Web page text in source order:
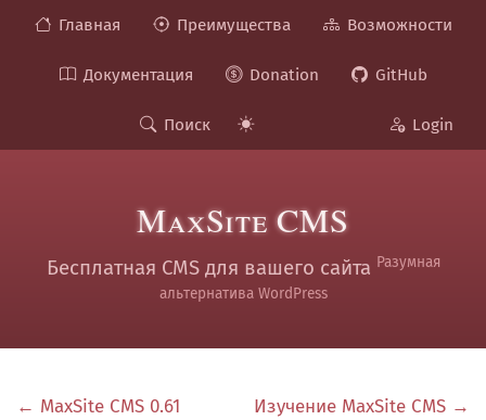
Главная Преимущества Возможности
Документация Donation GitHub
Поиск Login
MaxSite CMS
Бесплатная CMS для вашего сайта Разумная
альтернатива WordPress
← MaxSite CMS 0.61
Изучение MaxSite CMS →